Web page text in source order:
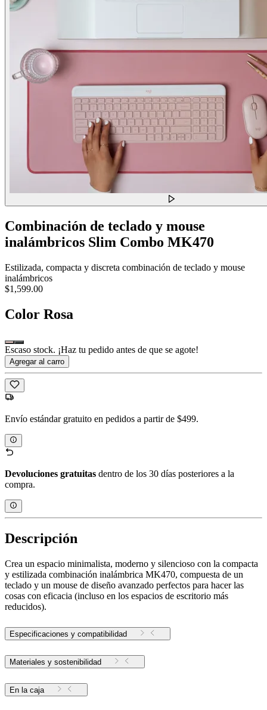
Combinación de teclado y mouse
inalámbricos Slim Combo MK470
Estilizada, compacta y discreta combinación de teclado y mouse
inalámbricos
$1,599.00
Color Rosa
Escaso stock. ¡Haz tu pedido antes de que se agote!
Agregar al carro
Envío estándar gratuito en pedidos a partir de $499.
Devoluciones gratuitas dentro de los 30 días posteriores a la
compra.
Descripción
Crea un espacio minimalista, moderno y silencioso con la compacta
y estilizada combinación inalámbrica MK470, compuesta de un
teclado y un mouse de diseño avanzado perfectos para hacer las
cosas con eficacia (incluso en los espacios de escritorio más
reducidos).
Especificaciones y compatibilidad
Materiales y sostenibilidad
En la caja